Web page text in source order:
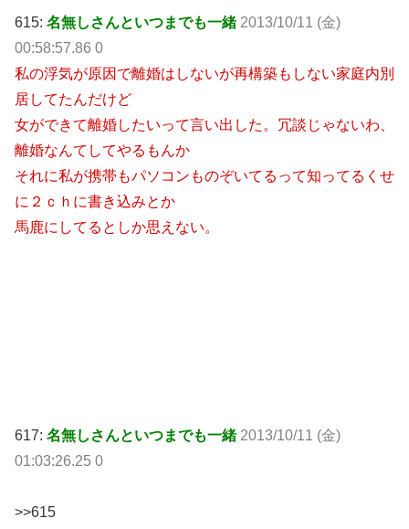
615: 名無しさんといつまでも一緒 2013/10/11 (金)
00:58:57.86 0
私の浮気が原因で離婚はしないが再構築もしない家庭内別
居してたんだけど
女ができて離婚したいって言い出した。冗談じゃないわ、
離婚なんてしてやるもんか
それに私が携帯もパソコンものぞいてるって知ってるくせ
に２ｃｈに書き込みとか
馬鹿にしてるとしか思えない。
617: 名無しさんといつまでも一緒 2013/10/11 (金)
01:03:26.25 0
>>615